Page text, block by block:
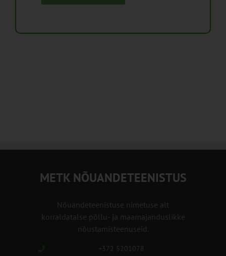
METK NÕUANDETEENISTUS
Nõuandeteenistuse nimetuse alt
korraldatalse põllu- ja maamajanduslikke
nõustamisteenuseid.
+372 5201078